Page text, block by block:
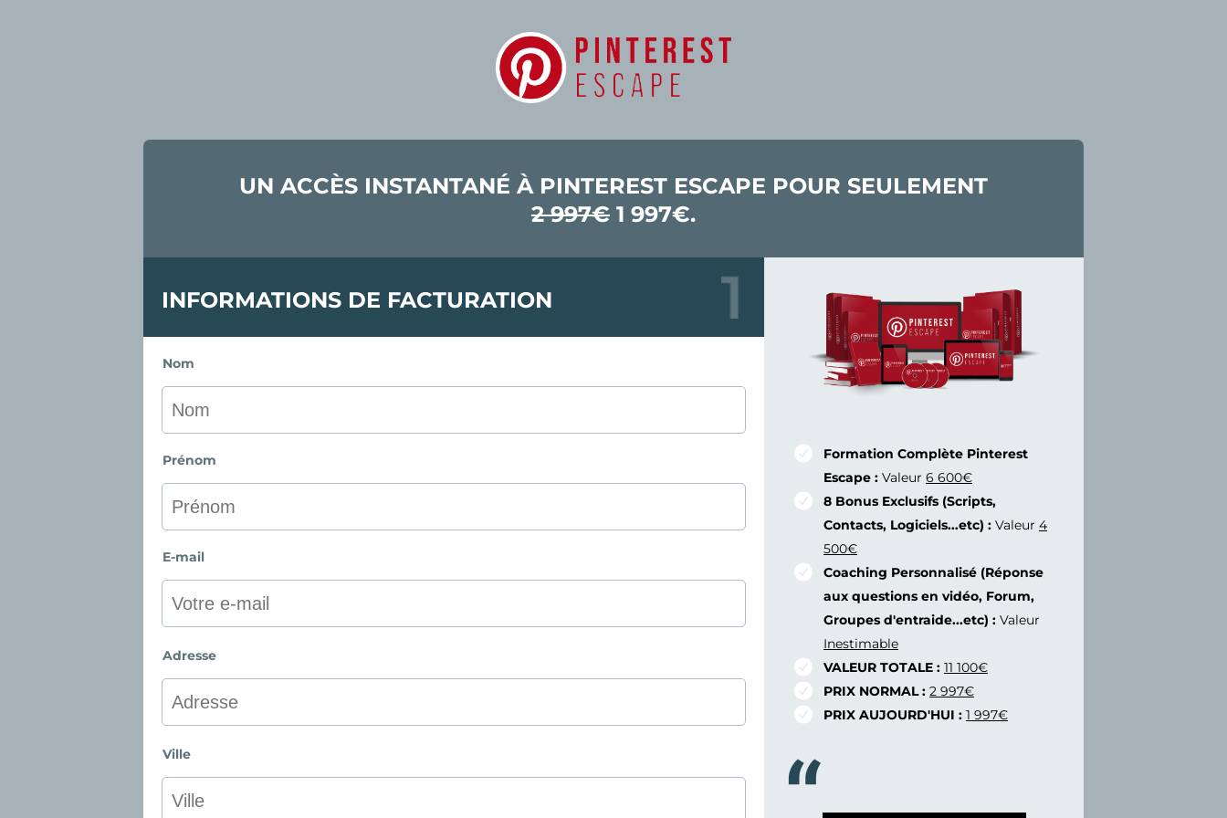
UN ACCÈS INSTANTANÉ À PINTEREST ESCAPE POUR SEULEMENT
2 997€1 997€.
INFORMATIONS DE FACTURATION
Nom
Prénom
E-mail
Adresse
Ville
Formation Complète Pinterest
Escape : Valeur 6 600€
8 Bonus Exclusifs (Scripts,
Contacts, Logiciels...etc) : Valeur 4
500€
Coaching Personnalisé (Réponse
aux questions en vidéo, Forum,
Groupes d'entraide...etc) : Valeur
Inestimable
VALEUR TOTALE : 11 100€
PRIX NORMAL : 2 997€
PRIX AUJOURD'HUI : 1 997€